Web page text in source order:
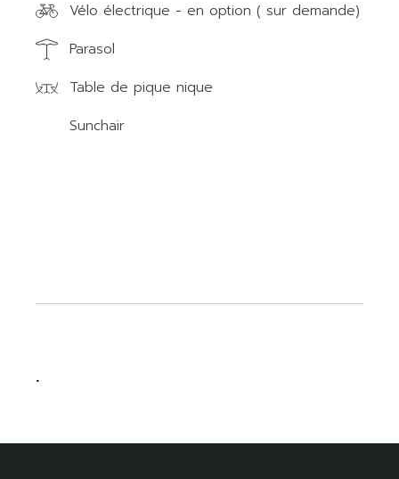
Vélo électrique - en option ( sur demande)
Parasol
Table de pique nique
Sunchair
.